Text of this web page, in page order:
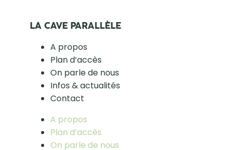
LA CAVE PARALLÈLE
A propos
Plan d’accès
On parle de nous
Infos & actualités
Contact
A propos
Plan d’accès
On parle de nous